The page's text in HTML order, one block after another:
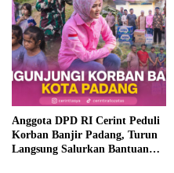
Anggota DPD RI Cerint Peduli
Korban Banjir Padang, Turun
Langsung Salurkan Bantuan